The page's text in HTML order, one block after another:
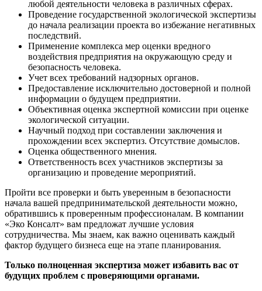
любой деятельности человека в различных сферах.
Проведение государственной экологической экспертизы
до начала реализации проекта во избежание негативных
последствий.
Применение комплекса мер оценки вредного
воздействия предприятия на окружающую среду и
безопасность человека.
Учет всех требований надзорных органов.
Предоставление исключительно достоверной и полной
информации о будущем предприятии.
Объективная оценка экспертной комиссии при оценке
экологической ситуации.
Научный подход при составлении заключения и
прохождении всех экспертиз. Отсутствие домыслов.
Оценка общественного мнения.
Ответственность всех участников экспертизы за
организацию и проведение мероприятий.
Пройти все проверки и быть уверенным в безопасности
начала вашей предпринимательской деятельности можно,
обратившись к проверенным профессионалам. В компании
«Эко Консалт» вам предложат лучшие условия
сотрудничества. Мы знаем, как важно оценивать каждый
фактор будущего бизнеса еще на этапе планирования.
Только полноценная экспертиза может избавить вас от
будущих проблем с проверяющими органами.